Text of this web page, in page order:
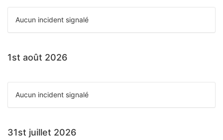
Aucun incident signalé
1st août 2026
Aucun incident signalé
31st juillet 2026